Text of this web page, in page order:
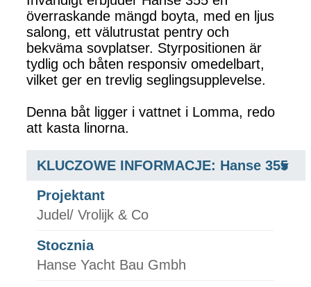
överraskande mängd boyta, med en ljus
salong, ett välutrustat pentry och
bekväma sovplatser. Styrpositionen är
tydlig och båten responsiv omedelbart,
vilket ger en trevlig seglingsupplevelse.
Denna båt ligger i vattnet i Lomma, redo
att kasta linorna.
KLUCZOWE INFORMACJE: Hanse 355
Projektant
Judel/ Vrolijk & Co
Stocznia
Hanse Yacht Bau Gmbh